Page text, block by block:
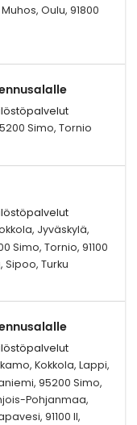
Oulu, 91800
Simo, Tornio
Jyväskylä,
Simo, Tornio, 91100
Sipoo, Turku
Kokkola, Lappi,
95200 Simo,
Pohjanmaa,
91100 II,